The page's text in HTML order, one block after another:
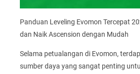
Panduan Leveling Evomon Tercepat
dan Naik Ascension dengan Mudah
Selama petualangan di Evomon,
sumber daya yang sangat penting